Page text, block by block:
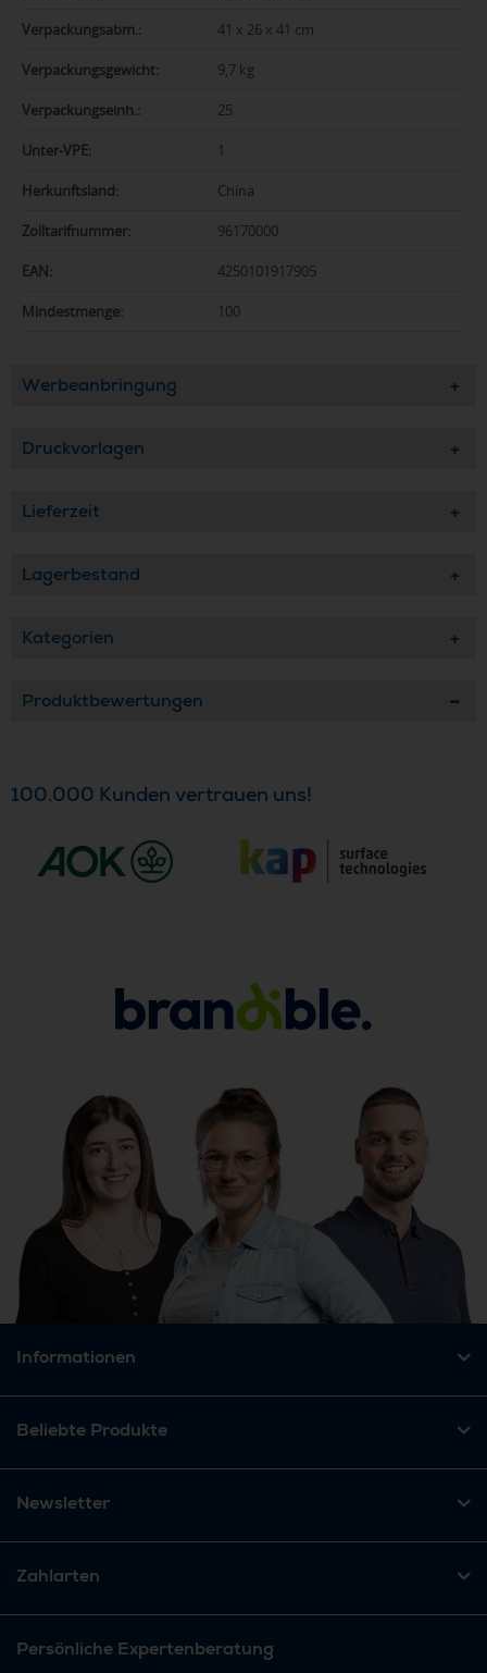
Verpackungsabm.: 41 x 26 x 41 cm
Verpackungsgewicht: 9,7 kg
Verpackungseinh.: 25
Unter-VPE: 1
Herkunftsland: China
Zolltarifnummer: 96170000
EAN: 4250101917905
Mindestmenge: 100
Werbeanbringung
Druckvorlagen
Lieferzeit
Lagerbestand
Kategorien
Produktbewertungen
100.000 Kunden vertrauen uns!
Informationen
Beliebte Produkte
Newsletter
Zahlarten
Persönliche Expertenberatung